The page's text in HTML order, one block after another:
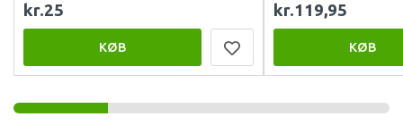
kr.25
KØB
kr.119,95
KØB